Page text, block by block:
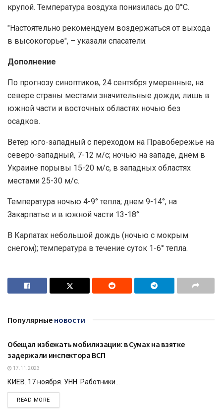
крупой. Температура воздуха понизилась до 0°С.
"Настоятельно рекомендуем воздержаться от выхода
в высокогорье", – указали спасатели.
Дополнение
По прогнозу синоптиков, 24 сентября умеренные, на
севере страны местами значительные дожди; лишь в
южной части и восточных областях ночью без
осадков.
Ветер юго-западный с переходом на Правобережье на
северо-западный, 7-12 м/с; ночью на западе, днем в
Украине порывы 15-20 м/с, в западных областях
местами 25-30 м/с.
Температура ночью 4-9° тепла; днем 9-14°, на
Закарпатье и в южной части 13-18°.
В Карпатах небольшой дождь (ночью с мокрым
снегом); температура в течение суток 1-6° тепла.
Популярные новости
КРИМИНАЛ
Обещал избежать мобилизации: в Сумах на взятке
задержали инспектора ВСП
17.11.2023
КИЕВ. 17 ноября. УНН. Работники...
READ MOREDETAILS